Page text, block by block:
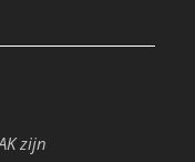
zijn